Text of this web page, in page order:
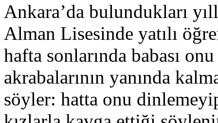
Ankara’da bulundukları
Alman Lisesinde yatılı
hafta sonlarında babası
akrabalarının yanında
söyler: hatta onu